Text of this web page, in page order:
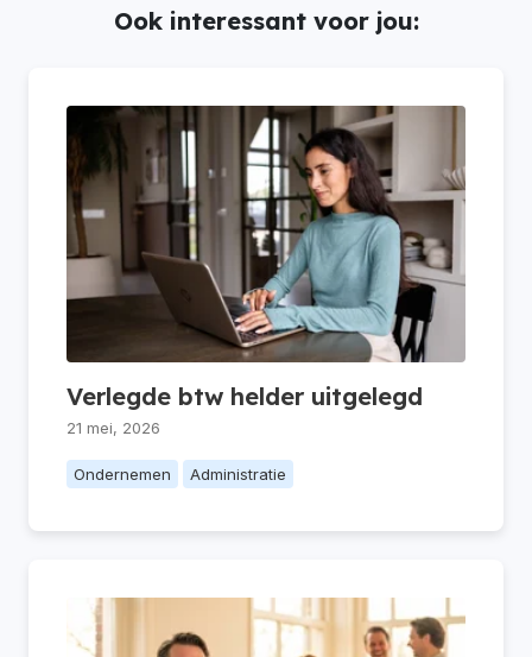
Ook interessant voor jou:
Verlegde btw helder uitgelegd
21 mei, 2026
Ondernemen Administratie